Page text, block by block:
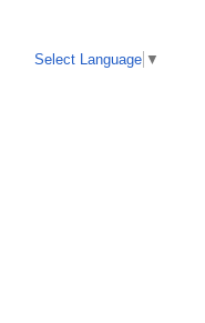
Select Language ▼